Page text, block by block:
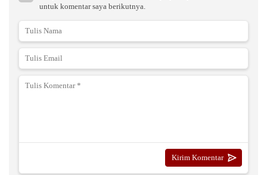
untuk komentar saya berikutnya.